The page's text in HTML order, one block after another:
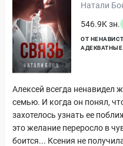
Натали
546.9K зн.
ОТ
АДЕКВАТНЫЕ
Алексей всегда ненавидел
семью. И когда он понял,
захотелось узнать ее
это желание переросло в
боится... Ксения не